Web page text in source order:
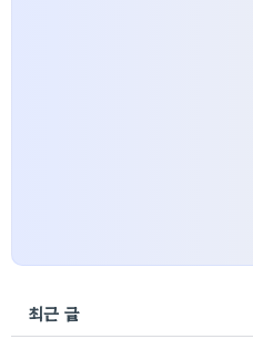
최근 글